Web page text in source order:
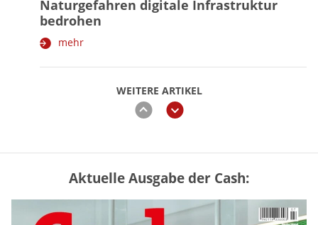
WEITERE ARTIKEL
zurückweiter
Naturgefahren digitale Infrastruktur
bedrohen
mehr
Mütterrente III Tabelle: So viel Renten-
Nachzahlung ist pro Kind möglich
mehr
Aktuelle Ausgabe der Cash: